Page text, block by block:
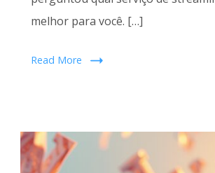
melhor para você. […]
Read More